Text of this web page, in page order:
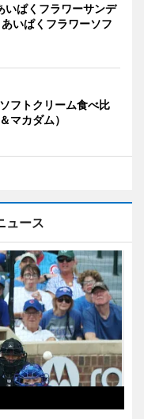
いぱくフラワーサンデ
いぱくフラワーソフ
フトクリーム食べ比
マカダム）
ュース